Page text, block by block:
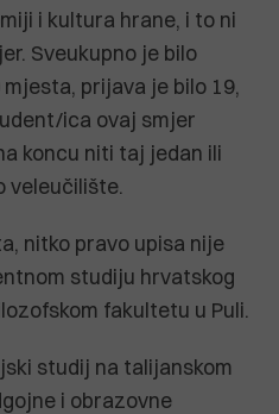
i kultura hrane, i to ni
Sveukupno je bilo
prijava je bilo 19,
ica ovaj smjer
koncu niti taj jedan ili
veleučilište.
nitko pravo upisa nije
studiju hrvatskog
fakultetu u Puli.
studij na talijanskom
i obrazovne